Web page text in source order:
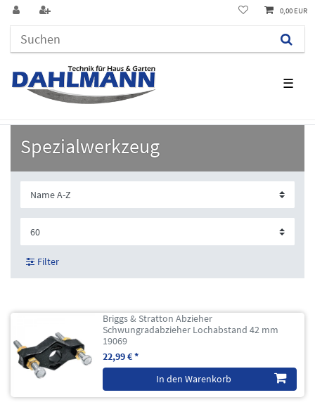
☰
0,00 EUR
Spezialwerkzeug
Filter
Briggs & Stratton Abzieher
Schwungradabzieher Lochabstand 42 mm
19069
22,99 € *
In den Warenkorb